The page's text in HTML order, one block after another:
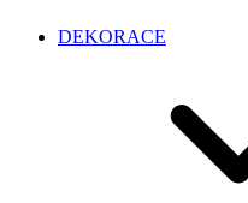
DEKORACE